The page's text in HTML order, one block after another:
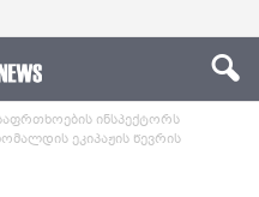
ინსპექტორს
ეკიპაჟის წევრის